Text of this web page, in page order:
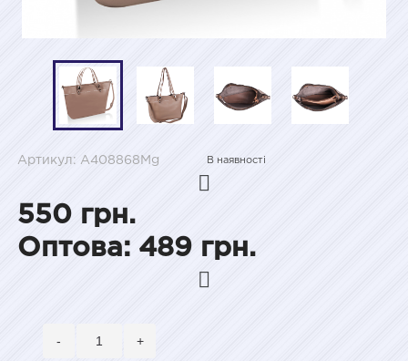
Артикул: A408868Mg В наявності
550 грн.
Оптова: 489 грн.
- +